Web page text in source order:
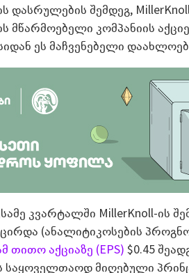
დასრულების შემდეგ,
მწარმოებელი კომპანიის
ეს მაჩვენებელი
კვარტალში MillerKnoll-ის
(ანალიტიკოსების
თითო აქციაზე (EPS) $0.45
მიღებული